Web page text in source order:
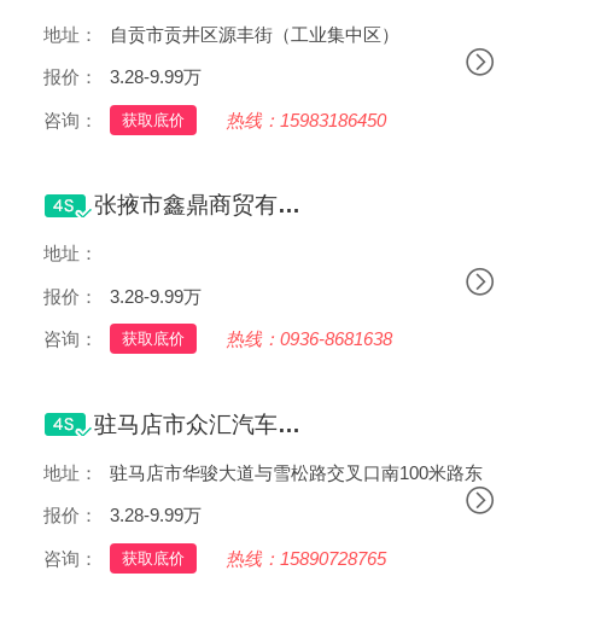
地址： 自贡市贡井区源丰街（工业集中区）
报价： 3.28-9.99万
咨询： 获取底价 热线：15983186450
张掖市鑫鼎商贸有限责任公司
地址：
报价： 3.28-9.99万
咨询： 获取底价 热线：0936-8681638
驻马店市众汇汽车销售服务有限公司
地址： 驻马店市华骏大道与雪松路交叉口南100米路东
报价： 3.28-9.99万
咨询： 获取底价 热线：15890728765